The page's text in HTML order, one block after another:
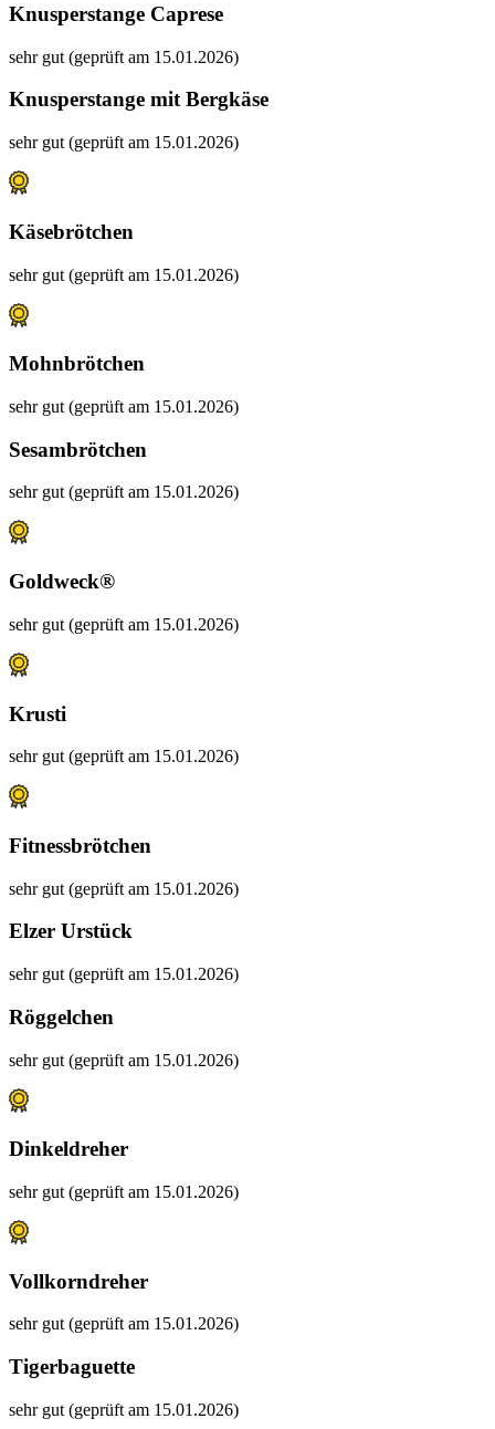
Knusperstange Caprese
sehr gut (geprüft am 15.01.2026)
Knusperstange mit Bergkäse
sehr gut (geprüft am 15.01.2026)
Käsebrötchen
sehr gut (geprüft am 15.01.2026)
Mohnbrötchen
sehr gut (geprüft am 15.01.2026)
Sesambrötchen
sehr gut (geprüft am 15.01.2026)
Goldweck®
sehr gut (geprüft am 15.01.2026)
Krusti
sehr gut (geprüft am 15.01.2026)
Fitnessbrötchen
sehr gut (geprüft am 15.01.2026)
Elzer Urstück
sehr gut (geprüft am 15.01.2026)
Röggelchen
sehr gut (geprüft am 15.01.2026)
Dinkeldreher
sehr gut (geprüft am 15.01.2026)
Vollkorndreher
sehr gut (geprüft am 15.01.2026)
Tigerbaguette
sehr gut (geprüft am 15.01.2026)